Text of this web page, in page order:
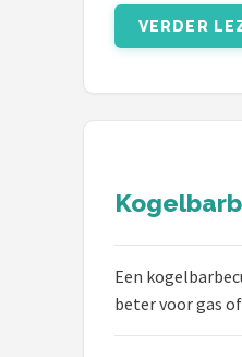
Houtskoolbarbecues
Barbecook
Big Green Egg
The Bastard
VERDER
Een
beter voor gas